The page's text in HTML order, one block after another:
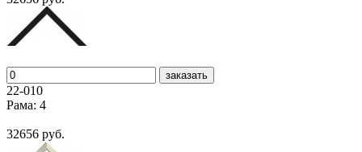
заказать
22-010
Рама: 4
32656 руб.